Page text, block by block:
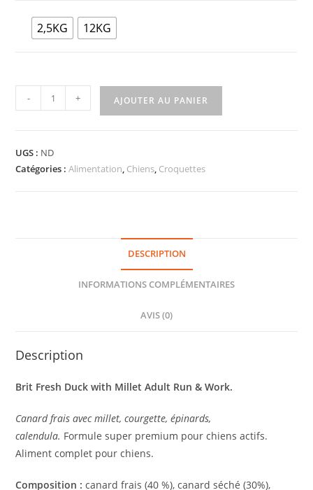
2,5KG 12KG
- + AJOUTER AU PANIER
UGS : ND
Catégories :Alimentation, Chiens, Croquettes
DESCRIPTION
INFORMATIONS COMPLÉMENTAIRES
AVIS (0)
Description
Brit Fresh Duck with Millet Adult Run & Work.
Canard frais avec millet, courgette, épinards,
calendula. Formule super premium pour chiens actifs.
Aliment complet pour chiens.
Composition : canard frais (40 %), canard séché (30%),